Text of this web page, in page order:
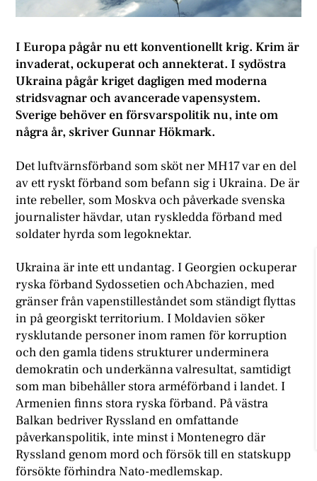
I Europa pågår nu ett konventionellt krig. Krim är
invaderat, ockuperat och annekterat. I sydöstra
Ukraina pågår kriget dagligen med moderna
stridsvagnar och avancerade vapensystem.
Sverige behöver en försvarspolitik nu, inte om
några år, skriver Gunnar Hökmark.
Det luftvärnsförband som sköt ner MH17 var en del
av ett ryskt förband som befann sig i Ukraina. De är
inte rebeller, som Moskva och påverkade svenska
journalister hävdar, utan ryskledda förband med
soldater hyrda som legoknektar.
Ukraina är inte ett undantag. I Georgien ockuperar
ryska förband Sydossetien och Abchazien, med
gränser från vapenstilleståndet som ständigt flyttas
in på georgiskt territorium. I Moldavien söker
rysklutande personer inom ramen för korruption
och den gamla tidens strukturer underminera
demokratin och underkänna valresultat, samtidigt
som man bibehåller stora arméförband i landet. I
Armenien finns stora ryska förband. På västra
Balkan bedriver Ryssland en omfattande
påverkanspolitik, inte minst i Montenegro där
Ryssland genom mord och försök till en statskupp
försökte förhindra Nato-medlemskap.